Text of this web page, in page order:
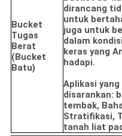
Bucket
Tugas
Berat
(Bucket
Batu)
dirancang
untuk
juga untuk
dalam
keras yang
hadapi.
Aplikasi yang
disarankan:
tembak,
Stratifikasi,
tanah liat